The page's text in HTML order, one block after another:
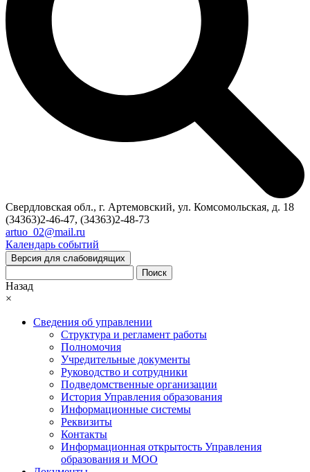
Свердловская обл., г. Артемовский, ул. Комсомольская, д. 18
(34363)2-46-47, (34363)2-48-73
artuo_02@mail.ru
Календарь событий
Версия для слабовидящих
Поиск
Назад
×
Сведения об управлении
Структура и регламент работы
Полномочия
Учредительные документы
Руководство и сотрудники
Подведомственные организации
История Управления образования
Информационные системы
Реквизиты
Контакты
Информационная открытость Управления
образования и МОО